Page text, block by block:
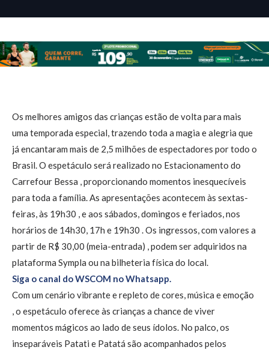
Os melhores amigos das crianças estão de volta para mais
uma temporada especial, trazendo toda a magia e alegria que
já encantaram mais de 2,5 milhões de espectadores por todo o
Brasil. O espetáculo será realizado no Estacionamento do
Carrefour Bessa , proporcionando momentos inesquecíveis
para toda a família. As apresentações acontecem às sextas-
feiras, às 19h30 , e aos sábados, domingos e feriados, nos
horários de 14h30, 17h e 19h30 . Os ingressos, com valores a
partir de R$ 30,00 (meia-entrada) , podem ser adquiridos na
plataforma Sympla ou na bilheteria física do local.
Siga o canal do WSCOM no Whatsapp.
Com um cenário vibrante e repleto de cores, música e emoção
, o espetáculo oferece às crianças a chance de viver
momentos mágicos ao lado de seus ídolos. No palco, os
inseparáveis Patati e Patatá são acompanhados pelos